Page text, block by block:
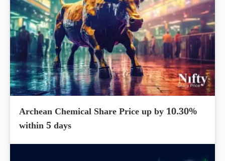
Archean Chemical Share Price up by 10.30%
within 5 days